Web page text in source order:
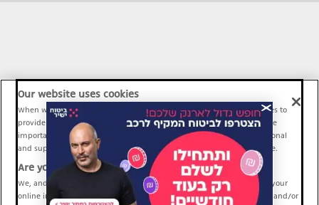
Our website uses cookies
When we provide Maariv, TMI and Sport1 content online, we use cookies to
provide social media features and to analyze our traffic. These tools are
important and necessary for our website functionality. Others are optional
and support Maariv, TMI and Sport1 activity and your online experience.
Are you happy to accept cookies?
We, and our partners, use information about your use of our site and your
online interactions to improve our services and to personalize content and/or